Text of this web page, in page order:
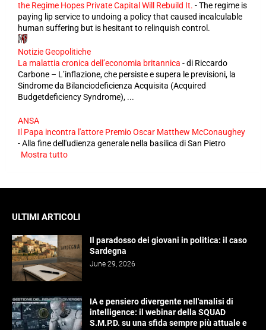
the Regime Hopes Private Capital Will Rebuild It. -The regime is
paying lip service to undoing a policy that caused incalculable
human suffering but is hesitant to relinquish control.
Notizie Geopolitiche
La malattia cronica dell’economia britannica -di Riccardo
Carbone – L’inflazione, che persiste e supera le previsioni, la
Sindrome da Bilanciodeficienza Acquisita (Acquired
Budgetdeficiency Syndrome), ...
ANSA
Il Papa incontra l'attore Premio Oscar Matthew McConaughey
-Alla fine dell'udienza generale nella basilica di San Pietro
Mostra tutto
ULTIMI ARTICOLI
Il paradosso dei giovani in politica: il caso
Sardegna
June 29, 2026
IA e pensiero divergente nell'analisi di
intelligence: il webinar della SQUAD
S.M.P.D. su una sfida sempre più attuale e